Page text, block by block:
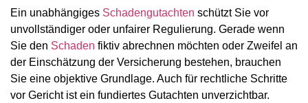
Ein unabhängiges Schadengutachten schützt Sie vor
unvollständiger oder unfairer Regulierung. Gerade wenn
Sie den Schaden fiktiv abrechnen möchten oder Zweifel an
der Einschätzung der Versicherung bestehen, brauchen
Sie eine objektive Grundlage. Auch für rechtliche Schritte
vor Gericht ist ein fundiertes Gutachten unverzichtbar.